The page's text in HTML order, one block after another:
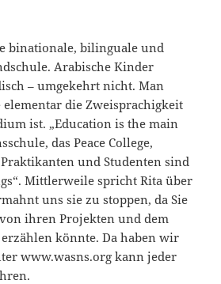
binationale, bilinguale und
Arabische Kinder
– umgekehrt nicht. Man
die Zweisprachigkeit
ist. „Education is the main
das Peace College,
und Studenten sind
Mittlerweile spricht Rita über
uns sie zu stoppen, da Sie
ihren Projekten und dem
erzählen könnte. Da haben wir
www.wasns.org kann jeder